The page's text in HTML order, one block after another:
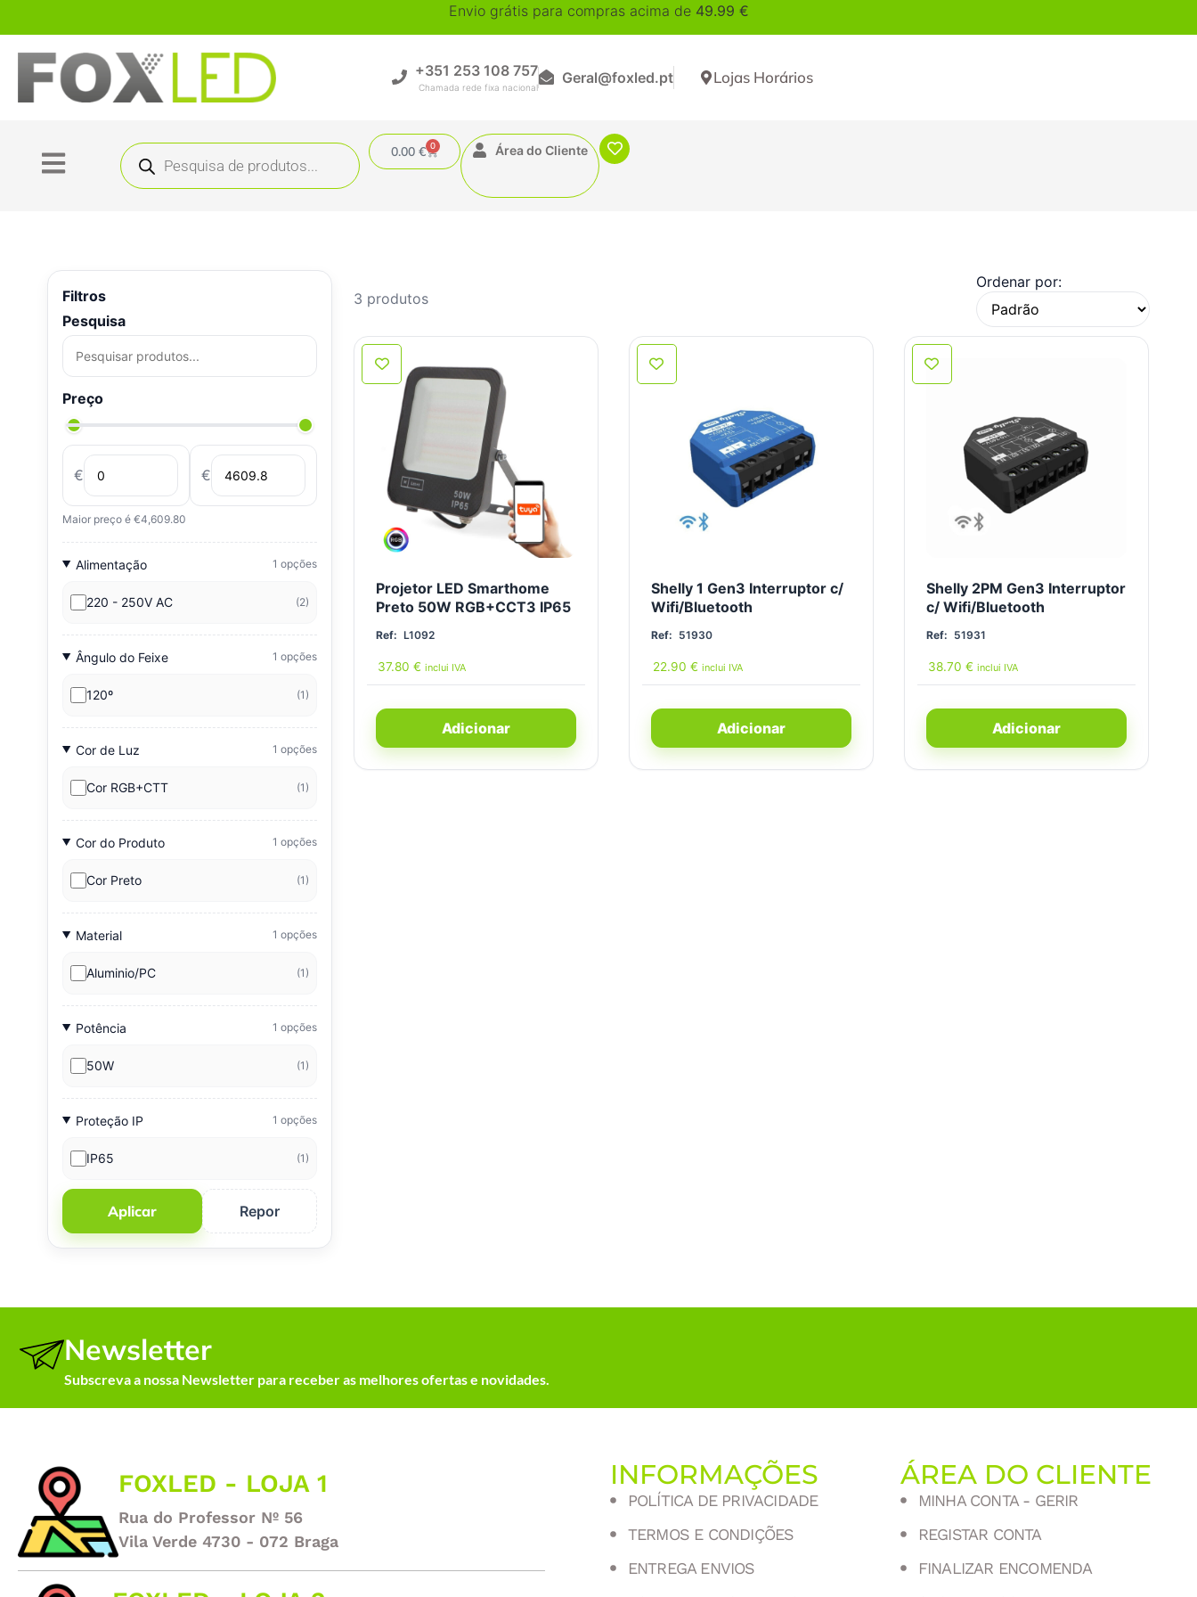
Envio grátis para compras acima de 49.99 €
+351 253 108 757 Geral@foxled.pt Lojas Horários
0.00€ 0 Área do Cliente
Filtros
Pesquisa
Preço
€ €
Maior preço é €4,609.80
Alimentação 1 opções
220 - 250V AC (2)
Ângulo do Feixe 1 opções
120º (1)
Cor de Luz 1 opções
Cor RGB+CTT (1)
Cor do Produto 1 opções
Cor Preto (1)
Material 1 opções
Aluminio/PC (1)
Potência 1 opções
50W (1)
Proteção IP 1 opções
IP65 (1)
Aplicar Repor
3 produtos
Ordenar por:
Projetor LED Smarthome
Preto 50W RGB+CCT3 IP65
Ref: L1092
37.80 € inclui IVA
Adicionar
Shelly 1 Gen3 Interruptor c/
Wifi/Bluetooth
Ref: 51930
22.90 € inclui IVA
Adicionar
Shelly 2PM Gen3 Interruptor
c/ Wifi/Bluetooth
Ref: 51931
38.70 € inclui IVA
Adicionar
Newsletter
Subscreva a nossa Newsletter para receber as melhores ofertas e novidades.
FOXLED - LOJA 1
Rua do Professor Nº 56
Vila Verde 4730 - 072 Braga
INFORMAÇÕES
POLÍTICA DE PRIVACIDADE
TERMOS E CONDIÇÕES
ENTREGA ENVIOS
ÁREA DO CLIENTE
MINHA CONTA - GERIR
REGISTAR CONTA
FINALIZAR ENCOMENDA